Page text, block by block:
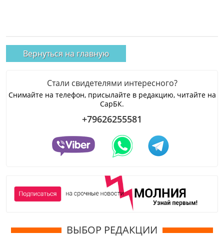
Вернуться на главную
Стали свидетелями интересного?
Снимайте на телефон, присылайте в редакцию, читайте на
СарБК.
+79626255581
ВЫБОР РЕДАКЦИИ